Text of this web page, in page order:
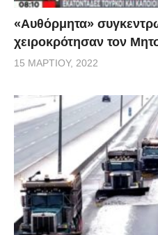
«Αυθόρμητα»
χειροκρότησαν τον
15 ΜΑΡΤΊΟΥ, 2022